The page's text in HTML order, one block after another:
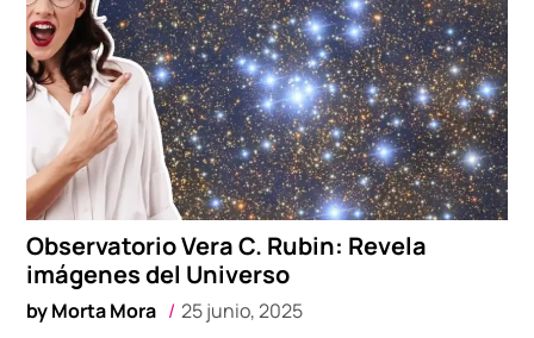
Observatorio Vera C. Rubin: Revela
imágenes del Universo
byMorta Mora 25 junio, 2025